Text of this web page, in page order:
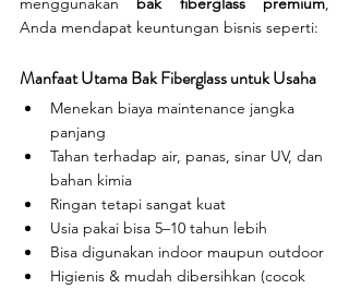
Anda mendapat keuntungan bisnis seperti:
Manfaat Utama Bak Fiberglass untuk Usaha
Menekan biaya maintenance jangka
panjang
Tahan terhadap air, panas, sinar UV, dan
bahan kimia
Ringan tetapi sangat kuat
Usia pakai bisa 5–10 tahun lebih
Bisa digunakan indoor maupun outdoor
Higienis & mudah dibersihkan (cocok